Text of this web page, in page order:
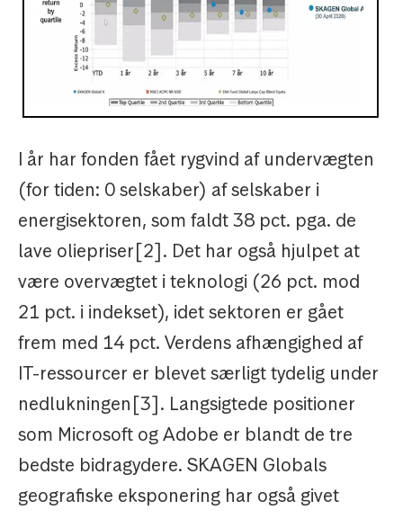
I år har fonden fået rygvind af undervægten
(for tiden: 0 selskaber) af selskaber i
energisektoren, som faldt 38 pct. pga. de
lave oliepriser[2]. Det har også hjulpet at
være overvægtet i teknologi (26 pct. mod
21 pct. i indekset), idet sektoren er gået
frem med 14 pct. Verdens afhængighed af
IT-ressourcer er blevet særligt tydelig under
nedlukningen[3]. Langsigtede positioner
som Microsoft og Adobe er blandt de tre
bedste bidragydere. SKAGEN Globals
geografiske eksponering har også givet